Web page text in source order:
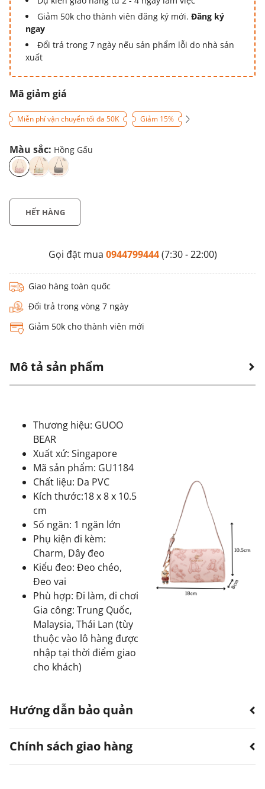
Giảm 50k cho thành viên đăng ký mới. Đăng ký
ngay
Đổi trả trong 7 ngày nếu sản phẩm lỗi do nhà sản
xuất
Mã giảm giá
Miễn phí vận chuyển tối đa 50K Giảm 15%
Màu sắc: Hồng Gấu
HẾT HÀNG
Gọi đặt mua 0944799444(7:30 - 22:00)
Giao hàng toàn quốc
Đổi trả trong vòng 7 ngày
Giảm 50k cho thành viên mới
Mô tả sản phẩm
Thương hiệu: GUOO
BEAR
Xuất xứ: Singapore
Mã sản phẩm: GU1184
Chất liệu: Da PVC
Kích thước:18 x 8 x 10.5
cm
Số ngăn: 1 ngăn lớn
Phụ kiện đi kèm:
Charm, Dây đeo
Kiểu đeo: Đeo chéo,
Đeo vai
Phù hợp: Đi làm, đi chơi
Gia công: Trung Quốc,
Malaysia, Thái Lan (tùy
thuộc vào lô hàng được
nhập tại thời điểm giao
cho khách)
Hướng dẫn bảo quản
Hạn chế sản phẩm bị thấm nước.
Chính sách giao hàng